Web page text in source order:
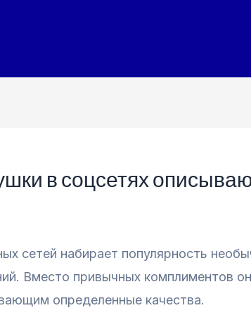
в соцсетях
сетей набирает популярность
Вместо привычных комплиментов
определенные качества.